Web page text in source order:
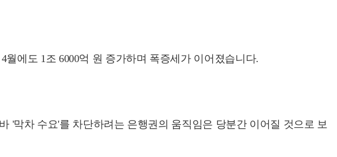
에도 1조 6000억 원 증가하며 폭증세가 이어졌습니다.
'막차 수요'를 차단하려는 은행권의 움직임은 당분간 이어질 것으로 보